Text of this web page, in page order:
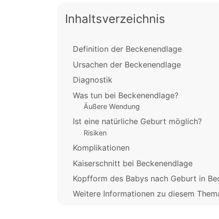
Inhaltsverzeichnis
Definition der Beckenendlage
Ursachen der Beckenendlage
Diagnostik
Was tun bei Beckenendlage?
Äußere Wendung
Ist eine natürliche Geburt möglich?
Risiken
Komplikationen
Kaiserschnitt bei Beckenendlage
Kopfform des Babys nach Geburt in
Weitere Informationen zu diesem